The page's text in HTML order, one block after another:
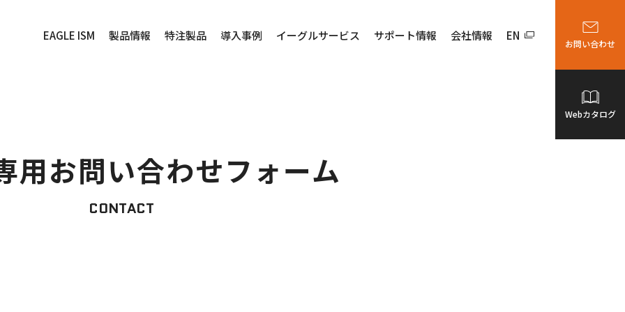
EAGLE ISM 製品情報 特注製品 導入事例 イーグルサービス サポート情報 会社情報 EN
お問い合わせ
Webカタログ
用お問い合わせフォーム
CONTACT